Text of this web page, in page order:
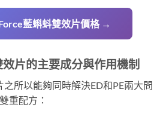
藍蝌蚪雙效片價格 →
片的主要成分與作用機制
之所以能夠同時解決ED和PE兩大問
重配方：